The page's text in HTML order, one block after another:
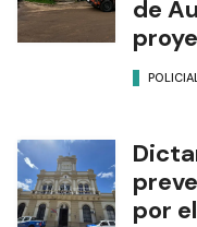
de
por